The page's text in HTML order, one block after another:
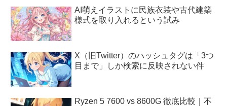
AI萌えイラストに民族衣装や古代建築
様式を取り入れるという試み
X（旧Twitter）のハッシュタグは「3つ
目まで」しか検索に反映されない件
Ryzen 5 7600 vs 8600G 徹底比較｜不